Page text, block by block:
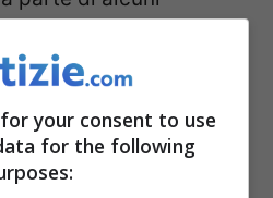
arma più
paese
your consent to use
for the following